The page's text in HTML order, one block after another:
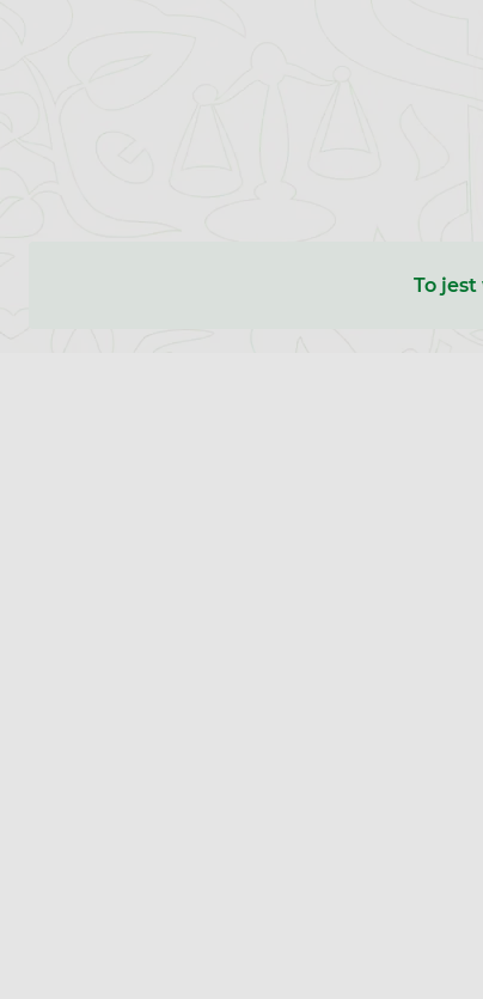
To